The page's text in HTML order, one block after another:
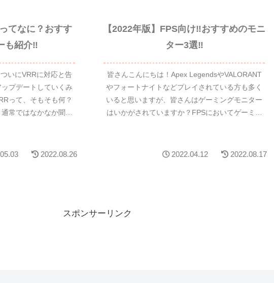
てなに？おすす
も紹介‼
いにVRRに対応と告
プデートしていくみ
って、そもそも何？
常ではなかなか聞く
2022.08.26
【2022年版】FPS向け‼おすすめのモニ
ター3選‼
皆さんこんにちは！Apex LegendsやVALORANT
やフォートナイトなどプレイされている方も多く
いると思いますが、皆さんはゲーミングモニター
はいかがされていますか？FPSにおいてゲーミン
2022.04.12 2022.08.17
スポンサーリンク